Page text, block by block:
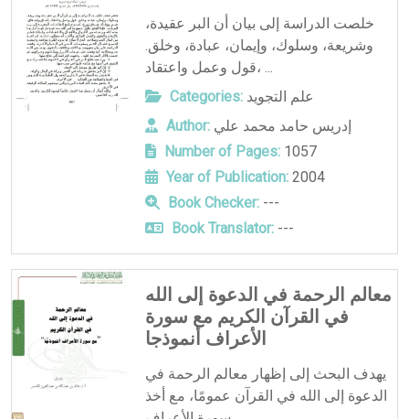
خلصت الدراسة إلى بيان أن البر عقيدة،
وشريعة، وسلوك، وإيمان، عبادة، وخلق.
قول وعمل واعتقاد، ...
Categories: علم التجويد
Author: إدريس حامد محمد علي
Number of Pages:1057
Year of Publication:2004
Book Checker:---
Book Translator:---
معالم الرحمة في الدعوة إلى الله
في القرآن الكريم مع سورة
الأعراف أنموذجا
يهدف البحث إلى إظهار معالم الرحمة في
الدعوة إلى الله في القرآن عمومًا، مع أخذ